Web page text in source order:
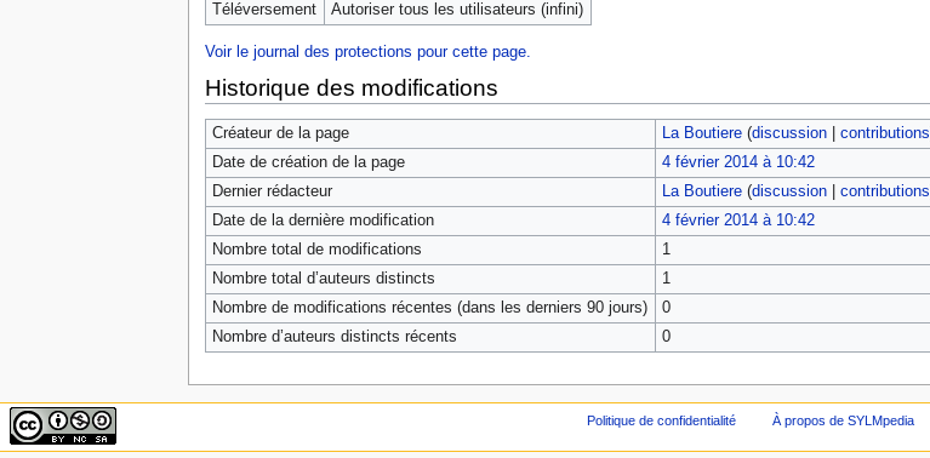
Téléversement
Autoriser tous les utilisateurs (infini)
Voir le journal des protections pour cette page.
Historique des modifications
Créateur de la page La Boutiere (discussion| contributions
Date de création de la page
4 février 2014 à 10:42
Dernier rédacteur
La Boutiere (discussion| contributions
Date de la dernière modification
4 février 2014 à 10:42
Nombre total de modifications
1
Nombre total d’auteurs distincts
1
Nombre de modifications récentes (dans les derniers 90 jours)
0
Nombre d’auteurs distincts récents
0
Politique de confidentialité À propos de SYLMpedia